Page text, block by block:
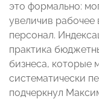
это формально:
увеличив
персонал.
практика
бизнеса, которые
систематически
подчеркнул